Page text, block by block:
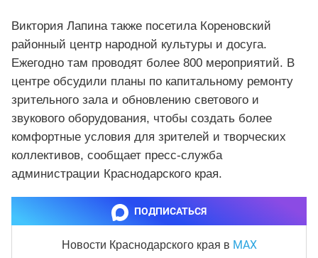
Виктория Лапина также посетила Кореновский
районный центр народной культуры и досуга.
Ежегодно там проводят более 800 мероприятий. В
центре обсудили планы по капитальному ремонту
зрительного зала и обновлению светового и
звукового оборудования, чтобы создать более
комфортные условия для зрителей и творческих
коллективов, сообщает пресс-служба
администрации Краснодарского края.
ПОДПИСАТЬСЯ
Новости Краснодарского края в MAX